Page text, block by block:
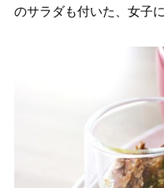
のサラダも付いた、女子